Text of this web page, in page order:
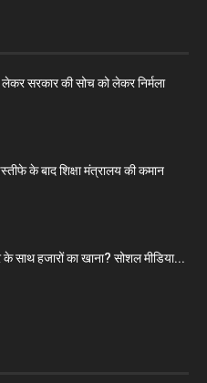
सरकार की सोच को लेकर निर्मला
के बाद शिक्षा मंत्रालय की कमान
साथ हजारों का खाना? सोशल मीडिया...